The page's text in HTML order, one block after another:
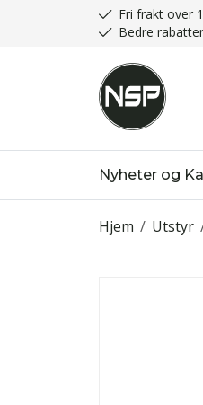
Fri frakt over
Bedre
Nyheter og
/
Hjem Utstyr